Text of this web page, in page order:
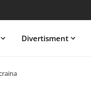
Divertisment